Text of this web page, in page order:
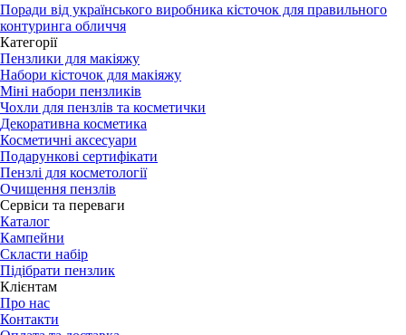
Поради від українського виробника кісточок для правильного
контуринга обличчя
Категорії
Пензлики для макіяжу
Набори кісточок для макіяжу
Міні набори пензликів
Чохли для пензлів та косметички
Декоративна косметика
Косметичні аксесуари
Подарункові сертифікати
Пензлі для косметології
Очищення пензлів
Сервіси та переваги
Каталог
Кампейни
Скласти набір
Підібрати пензлик
Клієнтам
Про нас
Контакти